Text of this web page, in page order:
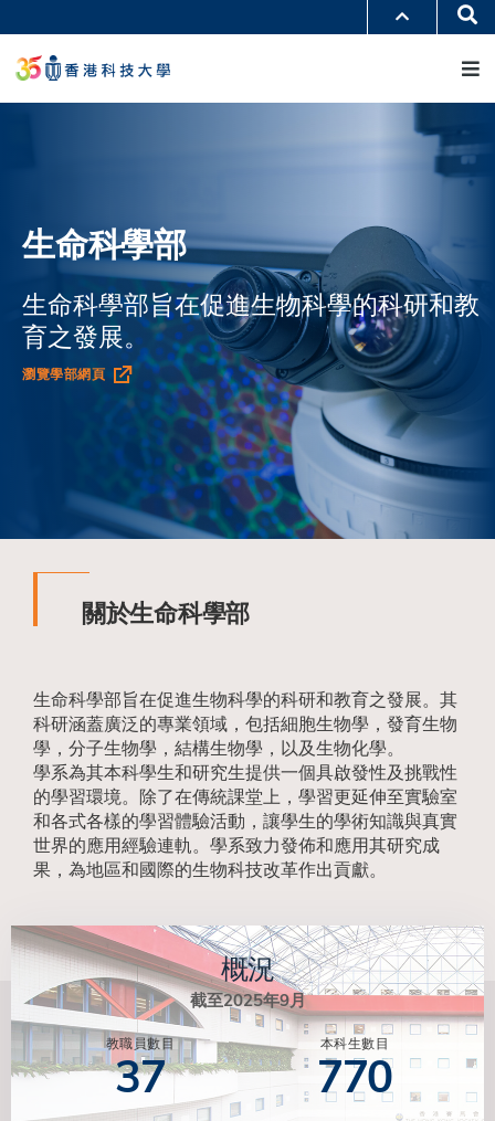
至
容
生活@科大
校園地圖及指南
工作@科大
生命科學部
生命科學部旨在促進生物科學的科研和教
育之發展。
瀏覽學部網頁
關於生命科學部
生命科學部旨在促進生物科學的科研和教育之發展。其
科研涵蓋廣泛的專業領域，包括細胞生物學，發育生物
學，分子生物學，結構生物學，以及生物化學。
學系為其本科學生和研究生提供一個具啟發性及挑戰性
的學習環境。除了在傳統課堂上，學習更延伸至實驗室
和各式各樣的學習體驗活動，讓學生的學術知識與真實
世界的應用經驗連軌。學系致力發佈和應用其研究成
果，為地區和國際的生物科技改革作出貢獻。
概況
截至2025年9月
教職員數目
37
本科生數目
770